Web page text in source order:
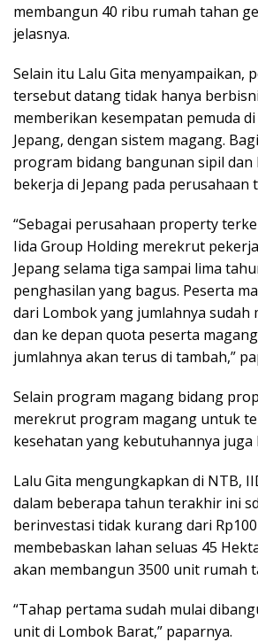
membangun 40 ribu rumah tahan
jelasnya.
Selain itu Lalu Gita menyampaikan,
tersebut datang tidak hanya
memberikan kesempatan pemuda
Jepang, dengan sistem magang.
program bidang bangunan sipil dan
bekerja di Jepang pada perusahaan
“Sebagai perusahaan property
Iida Group Holding merekrut
Jepang selama tiga sampai lima
penghasilan yang bagus. Peserta
dari Lombok yang jumlahnya sudah
dan ke depan quota peserta
jumlahnya akan terus di tambah,”
Selain program magang bidang
merekrut program magang untuk
kesehatan yang kebutuhannya juga
Lalu Gita mengungkapkan di NTB,
dalam beberapa tahun terakhir ini
berinvestasi tidak kurang dari
membebaskan lahan seluas 45
akan membangun 3500 unit rumah
“Tahap pertama sudah mulai
unit di Lombok Barat,” paparnya.